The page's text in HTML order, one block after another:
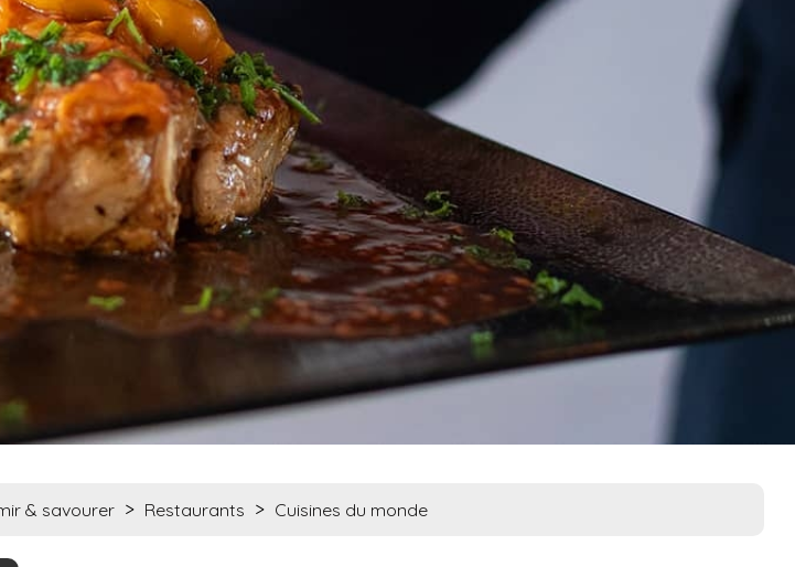
& savourer > Restaurants > Cuisines du monde